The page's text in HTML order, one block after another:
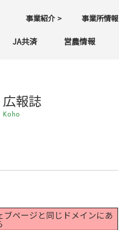
事業紹介 事業所情報
JA共済 営農情報
広報誌
Koho
ページと同じドメインにあ